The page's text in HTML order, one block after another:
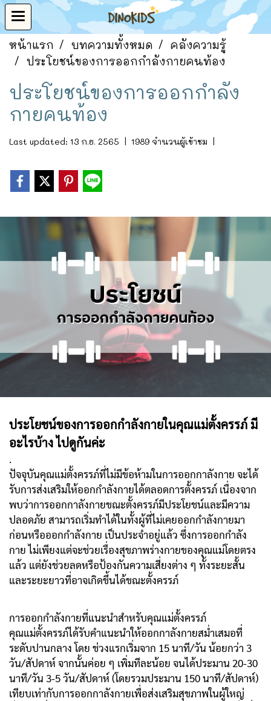
หน้าแรก บทความทั้งหมด
คลังความรู้
ประโยชน์ของการออกกำลังกายคนท้อง
ประโยชน์ของการออกกำลัง
กายคนท้อง
Last updated: 13 ก.ย. 2565 | 1989 จำนวนผู้เข้าชม |
ประโยชน์ของการออกกำลังกายในคุณแม่ตั้งครรภ์ มี
อะไรบ้าง ไปดูกันค่ะ
.
ปัจจุบันคุณแม่ตั้งครรภ์ที่ไม่มีข้อห้ามในการออกกาลังกาย จะได้
รับการส่งเสริมให้ออกกำลังกายได้ตลอดการตั้งครรภ์ เนื่องจาก
พบว่าการออกกาลังกายขณะตั้งครรภ์มีประโยชน์และมีความ
ปลอดภัย สามารถเริ่มทำได้ในทั้งผู้ที่ไม่เคยออกกำลังกายมา
ก่อนหรือออกกำลังกาย เป็นประจำอยู่แล้ว ซึ่งการออกกำลัง
กาย ไม่เพียงแต่จะช่วยเรื่องสุขภาพร่างกายของคุณแม่โดยตรง
แล้ว แต่ยังช่วยลดหรือป้องกันความเสี่ยงต่าง ๆ ทั้งระยะสั้น
และระยะยาวที่อาจเกิดขึ้นได้ขณะตั้งครรภ์
การออกกำลังกายที่แนะนำสำหรับคุณแม่ตั้งครรภ์
คุณแม่ตั้งครรภ์ได้รับคำแนะนำให้ออกกาลังกายสม่ำเสมอที่
ระดับปานกลาง โดย ช่วงแรกเริ่มจาก 15 นาที/วัน น้อยกว่า 3
วัน/สัปดาห์ จากนั้นค่อย ๆ เพิ่มทีละน้อย จนได้ประมาน 20-30
นาที/วัน 3-5 วัน/สัปดาห์ (โดยรวมประมาน 150 นาที/สัปดาห์)
เทียบเท่ากับการออกกาลังกายเพื่อส่งเสริมสุขภาพในผู้ใหญ่